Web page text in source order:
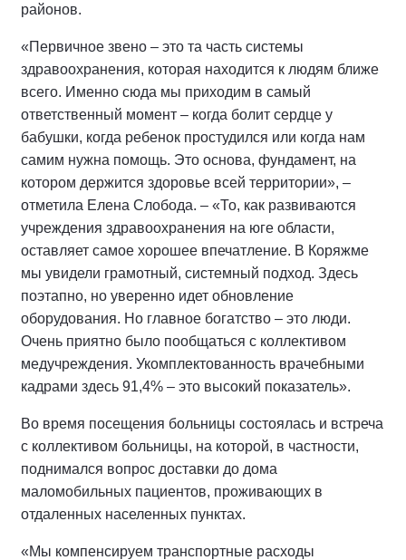
районов.
«Первичное звено – это та часть системы
здравоохранения, которая находится к людям ближе
всего. Именно сюда мы приходим в самый
ответственный момент – когда болит сердце у
бабушки, когда ребенок простудился или когда нам
самим нужна помощь. Это основа, фундамент, на
котором держится здоровье всей территории», –
отметила Елена Слобода. – «То, как развиваются
учреждения здравоохранения на юге области,
оставляет самое хорошее впечатление. В Коряжме
мы увидели грамотный, системный подход. Здесь
поэтапно, но уверенно идет обновление
оборудования. Но главное богатство – это люди.
Очень приятно было пообщаться с коллективом
медучреждения. Укомплектованность врачебными
кадрами здесь 91,4% – это высокий показатель».
Во время посещения больницы состоялась и встреча
с коллективом больницы, на которой, в частности,
поднимался вопрос доставки до дома
маломобильных пациентов, проживающих в
отдаленных населенных пунктах.
«Мы компенсируем транспортные расходы